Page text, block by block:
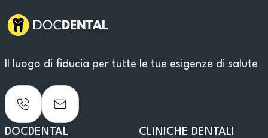
Il luogo di fiducia per tutte le tue esigenze di salute
DOCDENTAL CLINICHE DENTALI